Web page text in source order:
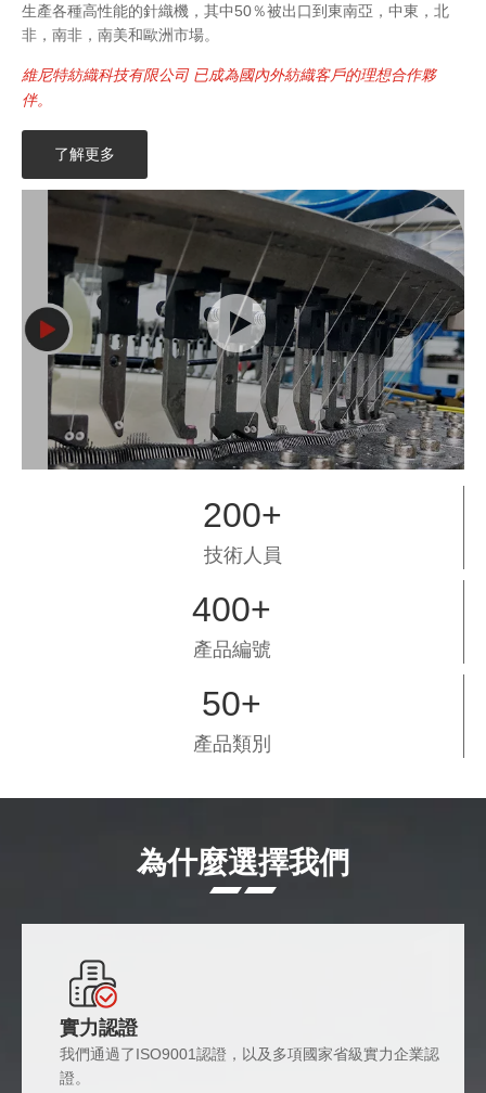
生產各種高性能的針織機，其中50％被出口到東南亞，中東，北
非，南非，南美和歐洲市場。
維尼特紡織科技有限公司 已成為國內外紡織客戶的理想合作夥
伴。
了解更多
200+
技術人員
400+
產品編號
50+
產品類別
為什麼選擇我們
實力認證
我們通過了ISO9001認證，以及多項國家省級實力企業認
證。